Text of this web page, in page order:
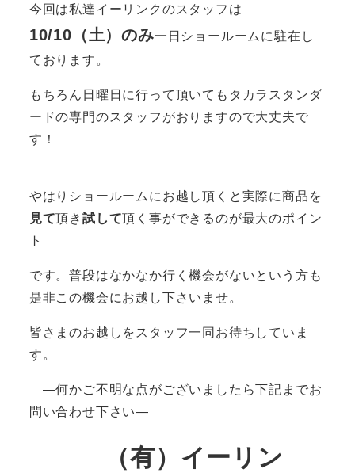
今回は私達イーリンクのスタッフは
10/10（土）のみ一日ショールームに駐在し
ております。
もちろん日曜日に行って頂いてもタカラスタンダ
ードの専門のスタッフがおりますので大丈夫で
す！
やはりショールームにお越し頂くと実際に商品を
見て頂き試して頂く事ができるのが最大のポイン
ト
です。普段はなかなか行く機会がないという方も
是非この機会にお越し下さいませ。
皆さまのお越しをスタッフ一同お待ちしていま
す。
―何かご不明な点がございましたら下記までお
問い合わせ下さい―
（有）イーリン